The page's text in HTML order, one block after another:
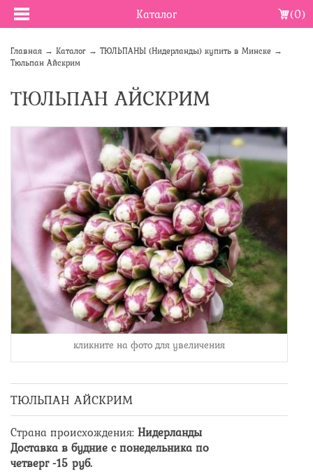
Каталог (0)
Главная → Каталог → ТЮЛЬПАНЫ (Нидерланды) купить в Минске →
Тюльпан Айскрим
ТЮЛЬПАН АЙСКРИМ
кликните на фото для увеличения
ТЮЛЬПАН АЙСКРИМ
Страна происхождения: Нидерланды
Доставка в будние с понедельника по
четверг -15 руб.